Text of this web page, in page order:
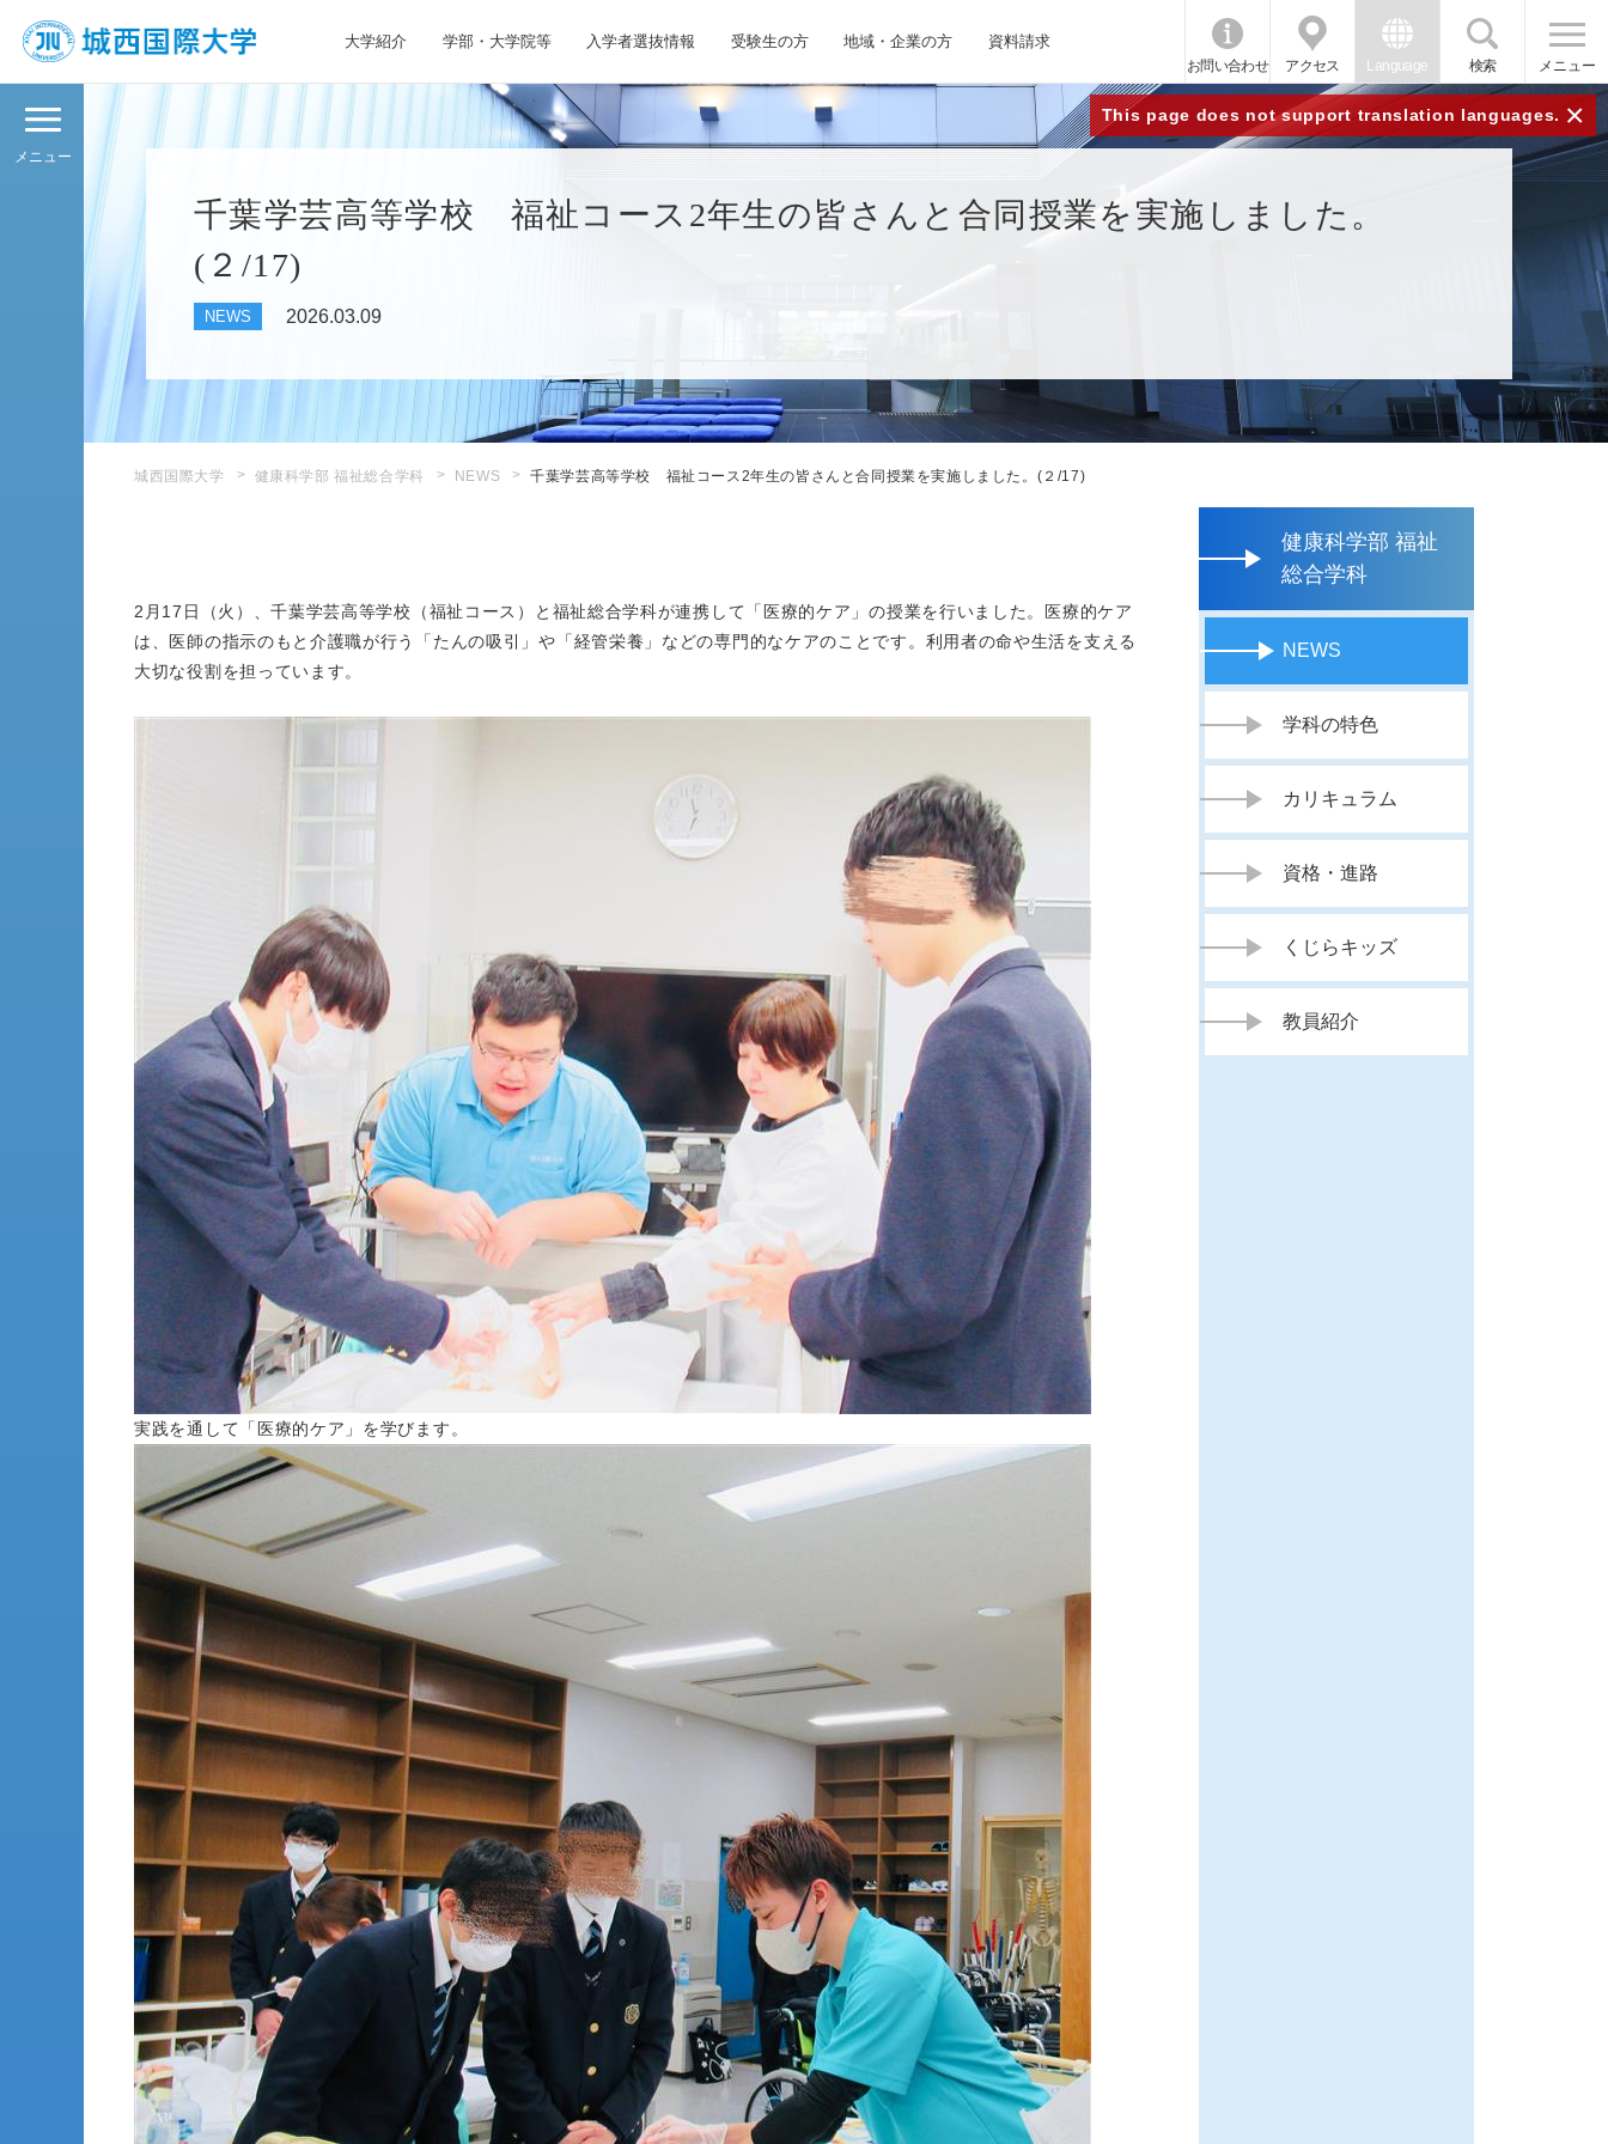
大学紹介 学部・大学院等 入学者選抜情報 受験生の方 地域・企業の方 資料請求
お問い合わせ アクセス Language 検索 メニュー
This page does not support translation languages. ×
メニュー
千葉学芸高等学校 福祉コース2年生の皆さんと合同授業を実施しました。
(２/17)
NEWS 2026.03.09
城西国際大学 健康科学部 福祉総合学科 NEWS 千葉学芸高等学校 福祉コース2年生の皆さんと合同授業を実施しました。(２/17)
2月17日（火）、千葉学芸高等学校（福祉コース）と福祉総合学科が連携して「医療的ケア」の授業を行いました。医療的ケア
は、医師の指示のもと介護職が行う「たんの吸引」や「経管栄養」などの専門的なケアのことです。利用者の命や生活を支える
大切な役割を担っています。
実践を通して「医療的ケア」を学びます。
健康科学部 福祉
総合学科
NEWS
学科の特色
カリキュラム
資格・進路
くじらキッズ
教員紹介